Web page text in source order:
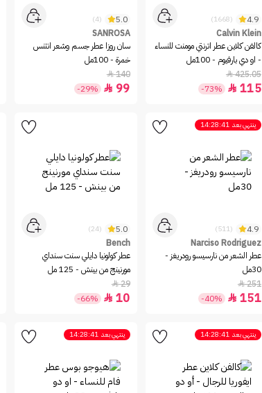
4.9
(1668)
Calvin Klein
كالفن كلاين عطر اترنتي مومنت للنساء
- او دي بارفيوم - 100مل
425.05

115

-73%
5.0
(4)
SANROSA
سان روزا عطر جسم وشعر انتنس
خمرة - 100مل
140

99

-29%
ينتهي بعد 14:28:41
4.9
(511)
Narciso Rodriguez
عطر الشعر من نارسيسو رودريغز -
30مل
251

151

-40%
5.0
(24)
Bench
عطر كولونيا دايلي سنت سنداي
مورنينج من بينش - 125 مل
29

10

-66%
ينتهي بعد 14:28:41 ينتهي بعد 14:28:41